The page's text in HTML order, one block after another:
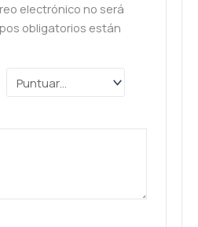
electrónico no será
obligatorios están